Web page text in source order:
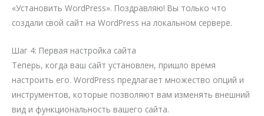
«Установить WordPress». Поздравляю! Вы только что
создали свой сайт на WordPress на локальном сервере.
Шаг 4: Первая настройка сайта
Теперь, когда ваш сайт установлен, пришло время
настроить его. WordPress предлагает множество опций и
инструментов, которые позволяют вам изменять внешний
вид и функциональность вашего сайта.